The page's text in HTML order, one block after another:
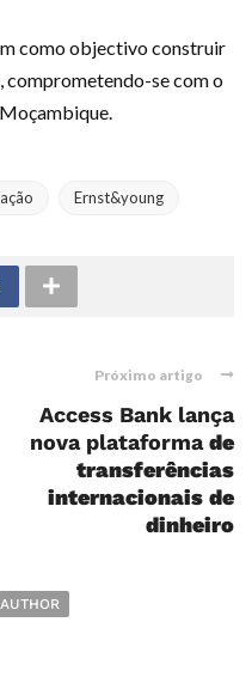
como objectivo construir
comprometendo-se com o
Ernst&young
Próximo artigo
Access Bank lança
nova plataformade
transferências
internacionais de
dinheiro